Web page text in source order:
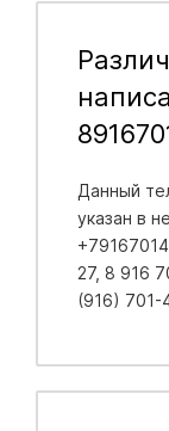
Данный
указан в
27, 8 916
(916) 701-